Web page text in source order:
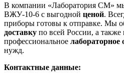
В компании «Лаборатория СМ»
ВЖУ-10-6 с выгодной ценой.
приборы готовы к отправке. Мы
доставку по всей России, а также
профессиональное лабораторное
нужд.
Контактные данные: